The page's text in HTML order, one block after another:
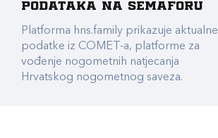
podataka na Semaforu
Platforma hns.family prikazuje aktualne
podatke iz COMET-a, platforme za
vođenje nogometnih natjecanja
Hrvatskog nogometnog saveza.